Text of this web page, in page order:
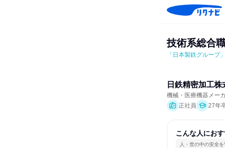
技術系総合
「日本製鉄グループ
日鉄精密加工株
機械・医療機器メー
正社員
27年
こんな人にお
人・世の中の安全